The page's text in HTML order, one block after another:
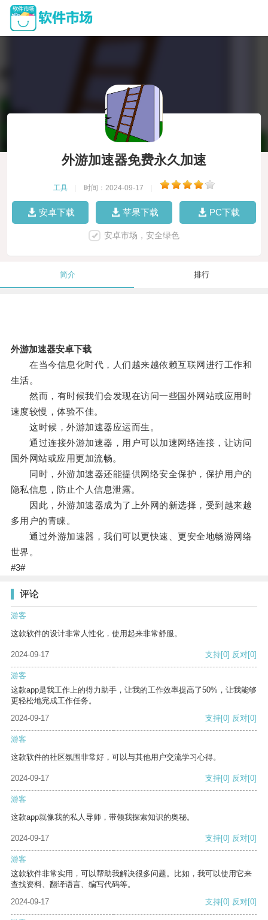
外游加速器免费永久加速
工具 时间：2024-09-17
安卓下载 苹果下载 PC下载
安卓市场，安全绿色
简介 排行
外游加速器安卓下载
在当今信息化时代，人们越来越依赖互联网进行工作和
生活。
然而，有时候我们会发现在访问一些国外网站或应用时
速度较慢，体验不佳。
这时候，外游加速器应运而生。
通过连接外游加速器，用户可以加速网络连接，让访问
国外网站或应用更加流畅。
同时，外游加速器还能提供网络安全保护，保护用户的
隐私信息，防止个人信息泄露。
因此，外游加速器成为了上外网的新选择，受到越来越
多用户的青睐。
通过外游加速器，我们可以更快速、更安全地畅游网络
世界。
#3#
评论
游客
这款软件的设计非常人性化，使用起来非常舒服。
2024-09-17 支持[0] 反对[0]
游客
这款app是我工作上的得力助手，让我的工作效率提高了50%，让我能够
更轻松地完成工作任务。
2024-09-17
支持[0] 反对[0]
游客
这款软件的社区氛围非常好，可以与其他用户交流学习心得。
2024-09-17 支持[0] 反对[0]
游客
这款app就像我的私人导师，带领我探索知识的奥秘。
2024-09-17 支持[0] 反对[0]
游客
这款软件非常实用，可以帮助我解决很多问题。比如，我可以使用它来
查找资料、翻译语言、编写代码等。
2024-09-17
支持[0] 反对[0]